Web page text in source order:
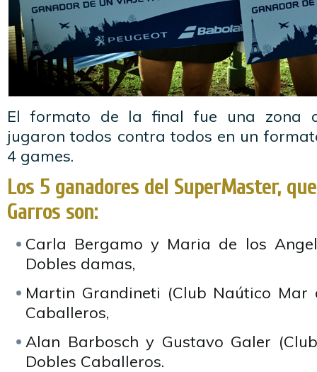
El formato de la final fue una zona
jugaron todos contra todos en un
4 games.
Los 5 ganadores del SuperMaster,
Garros son:
Carla Bergamo y Maria de los
Dobles damas,
Martin Grandineti (Club Naútico Mar
Caballeros,
Alan Barbosch y Gustavo Galer
Dobles Caballeros.